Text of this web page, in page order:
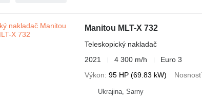
Manitou MLT-X 732
Teleskopický nakladač
2021
4 300 m/h
Euro 3
Výkon 95 HP (69.83 kW) Nosnosť
Ukrajina, Sarny